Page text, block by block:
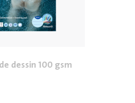
dessin 100 gsm